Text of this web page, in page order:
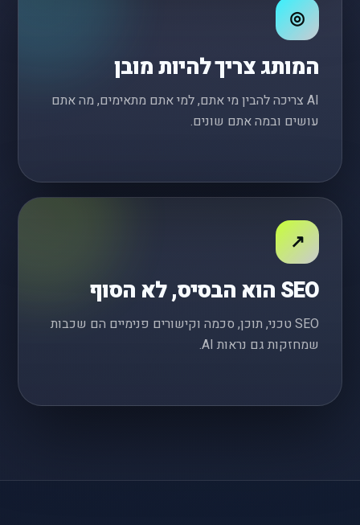
◎
המותג צריך להיות מובן
AI צריכה להבין מי אתם, למי אתם מתאימים, מה אתם
עושים ובמה אתם שונים.
↗
SEO הוא הבסיס, לא הסוף
SEO טכני, תוכן, סכמה וקישורים פנימיים הם שכבות
שמחזקות גם נראות AI.